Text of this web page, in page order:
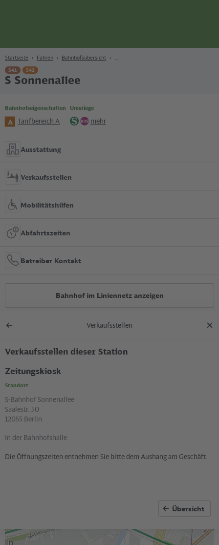
Startseite Fahren Bahnhofsübersicht
S41 S42
S Sonnenallee
Bahnhofseigenschaften
A Tarifbereich A
Umstiege
mehr
Ausstattung
Verkaufsstellen
Mobilitätshilfen
Abfahrtszeiten
Betreiber Kontakt
Zurück
Verkaufsstellen
Verkaufsstellen dieser Station
Zeitungskiosk
Standort
S-Bahnhof Sonnenallee
Saalestr. 50
12055 Berlin
In der Bahnhofshalle
Die Öffnungszeiten entnehmen Sie bitte dem Aushang am Geschäft.
Übersicht
Bahnhof im Liniennetz anzeigen
Alle Bauarbeiten
Lage in der Stadt
+
–